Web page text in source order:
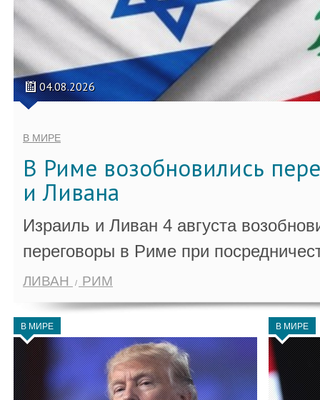
04.08.2026
В МИРЕ
В Риме возобновились
и Ливана
Израиль и Ливан 4 августа
переговоры в Риме при
ЛИВАН РИМ
В МИРЕ В МИРЕ